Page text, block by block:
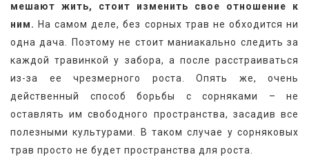
мешают жить, стоит изменить свое отношение к
ним. На самом деле, без сорных трав не обходится ни
одна дача. Поэтому не стоит маниакально следить за
каждой травинкой у забора, а после расстраиваться
из-за ее чрезмерного роста. Опять же, очень
действенный способ борьбы с сорняками – не
оставлять им свободного пространства, засадив все
полезными культурами. В таком случае у сорняковых
трав просто не будет пространства для роста.